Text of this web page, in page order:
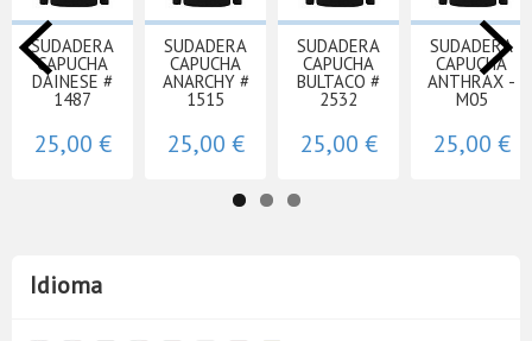
Idioma
SUDADERA
CAPUCHA
DAINESE #
1487
25,00 €
SUDADERA
CAPUCHA
ANARCHY #
1515
25,00 €
SUDADERA
CAPUCHA
BULTACO #
2532
25,00 €
SUDADERA
CAPUCHA
ANTHRAX -
M05
25,00 €